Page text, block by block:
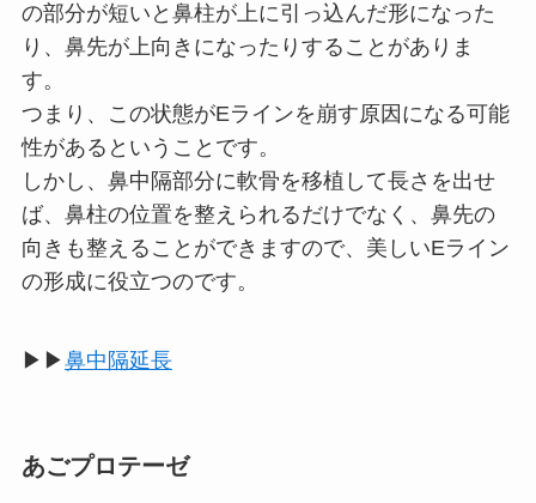
の部分が短いと鼻柱が上に引っ込んだ形になった
り、鼻先が上向きになったりすることがありま
す。
つまり、この状態がEラインを崩す原因になる可能
性があるということです。
しかし、鼻中隔部分に軟骨を移植して長さを出せ
ば、鼻柱の位置を整えられるだけでなく、鼻先の
向きも整えることができますので、美しいEライン
の形成に役立つのです。
▶▶鼻中隔延長
あごプロテーゼ